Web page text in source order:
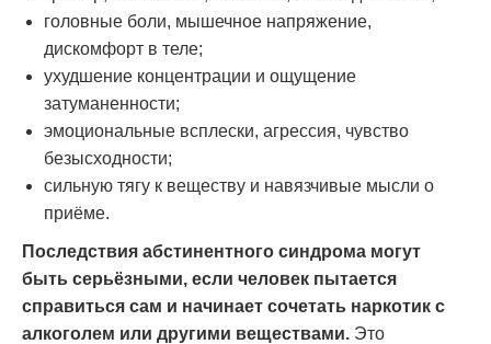
головные боли, мышечное напряжение,
дискомфорт в теле;
ухудшение концентрации и ощущение
затуманенности;
эмоциональные всплески, агрессия, чувство
безысходности;
сильную тягу к веществу и навязчивые мысли о
приёме.
Последствия абстинентного синдрома могут
быть серьёзными, если человек пытается
справиться сам и начинает сочетать наркотик с
алкоголем или другими веществами. Это